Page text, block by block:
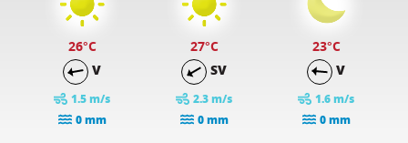
26°C
V
1.5 m/s
0 mm
27°C
SV
2.3 m/s
0 mm
23°C
V
1.6 m/s
0 mm